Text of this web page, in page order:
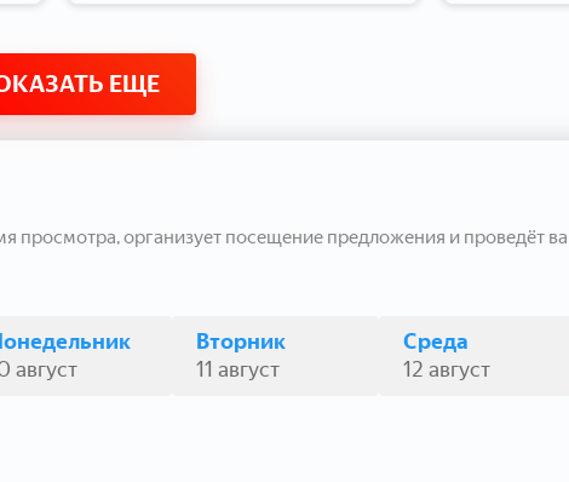
ЕЩЕ
просмотра, организует посещение предложения и проведёт
август
Вторник
11 август
Среда
12 август